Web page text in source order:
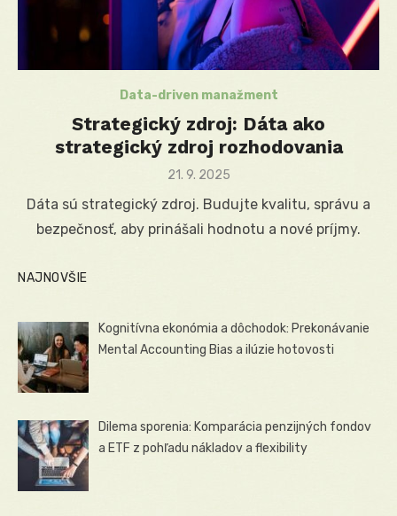
Data-driven manažment
Strategický zdroj: Dáta ako
strategický zdroj rozhodovania
Posted
21. 9. 2025
Dáta sú strategický zdroj. Budujte kvalitu, správu a
bezpečnosť, aby prinášali hodnotu a nové príjmy.
NAJNOVŠIE
Kognitívna ekonómia a dôchodok: Prekonávanie
Mental Accounting Bias a ilúzie hotovosti
Dilema sporenia: Komparácia penzijných fondov
a ETF z pohľadu nákladov a flexibility